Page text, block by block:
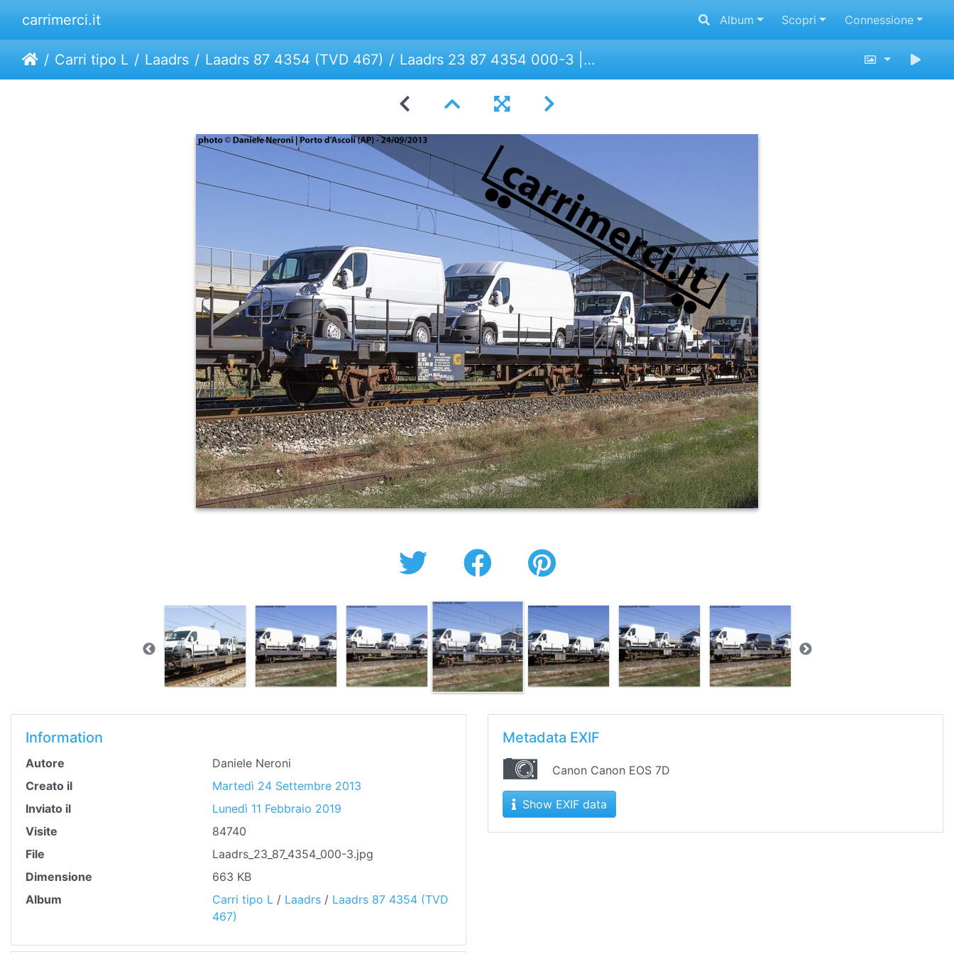
carrimerci.it Album Scopri Connessione
Carri tipo L Laadrs Laadrs 87 4354 (TVD 467) Laadrs 23 87 4354 000-3 | GEFCO
Information
Autore
Daniele Neroni
Creato il
Martedì 24 Settembre 2013
Inviato il
Lunedì 11 Febbraio 2019
Visite
84740
File
Laadrs_23_87_4354_000-3.jpg
Dimensione
663 KB
Album
Carri tipo L/ Laadrs/ Laadrs 87 4354 (TVD
467)
Metadata EXIF
Canon Canon EOS 7D
Show EXIF data